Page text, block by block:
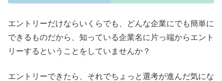
エントリーだけならいくらでも、どんな企業にでも簡単に
できるものだから、知っている企業名に片っ端からエント
リーするということをしていませんか？
エントリーできたら、それでちょっと選考が進んだ気にな